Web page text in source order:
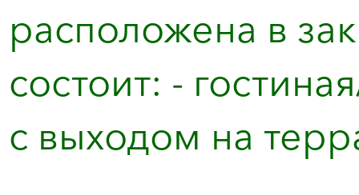
расположена в
состоит: -
с выходом на